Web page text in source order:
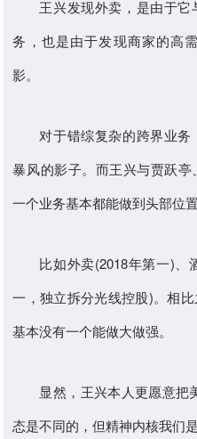
王兴发现外卖，是由于
务，也是由于发现商家的高
影。
对于错综复杂的跨界业务
暴风的影子。而王兴与贾跃
一个业务基本都能做到头部位
比如外卖(2018年第一)、
一，独立拆分光线控股)。相
基本没有一个能做大做强。
显然，王兴本人更愿意把
态是不同的，但精神内核我们